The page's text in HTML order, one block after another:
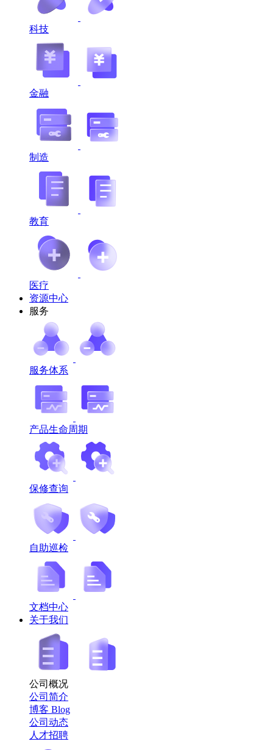
科技
金融
制造
教育
医疗
资源中心
服务
服务体系
产品生命周期
保修查询
自助巡检
文档中心
关于我们
公司概况
公司简介
博客 Blog
公司动态
人才招聘